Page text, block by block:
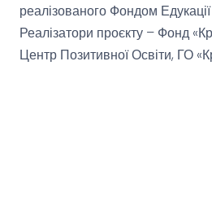
реалізованого Фондом
Реалізатори проєкту – Фонд
Центр Позитивної Освіти, ГО